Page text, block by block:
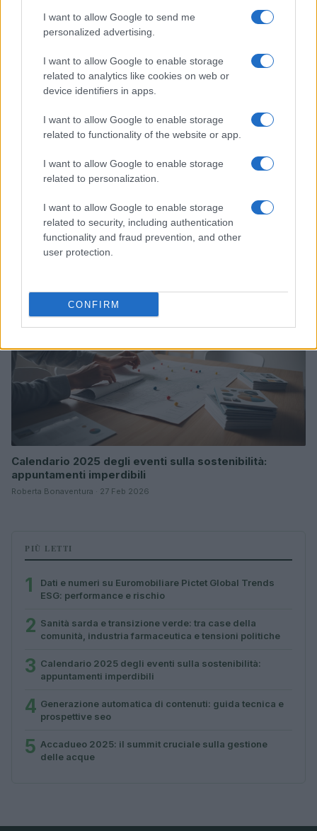
I want to allow Google to send me
personalized advertising.
I want to allow Google to enable storage
related to analytics like cookies on web or
device identifiers in apps.
I want to allow Google to enable storage
related to functionality of the website or app.
I want to allow Google to enable storage
related to personalization.
I want to allow Google to enable storage
related to security, including authentication
functionality and fraud prevention, and other
user protection.
CONFIRM
comunità, industria farmaceutica e tensioni politiche
Ilaria Galli · 15 Giu 2026
ESG NEWS
Dati e numeri su Euromobiliare Pictet Global Trends
ESG: performance e rischio
Andrea Innocenti · 26 Mar 2026
ESG NEWS
Calendario 2025 degli eventi sulla sostenibilità:
appuntamenti imperdibili
Roberta Bonaventura · 27 Feb 2026
PIÙ LETTI
1
Dati e numeri su Euromobiliare Pictet Global Trends
ESG: performance e rischio
2 Sanità sarda e transizione verde: tra case della
comunità, industria farmaceutica e tensioni politiche
3 Calendario 2025 degli eventi sulla sostenibilità:
appuntamenti imperdibili
4 Generazione automatica di contenuti: guida tecnica e
prospettive seo
5 Accadueo 2025: il summit cruciale sulla gestione
delle acque